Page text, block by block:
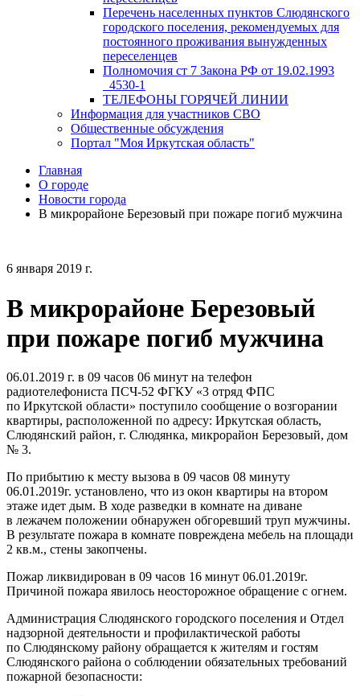
Перечень населенных пунктов Слюдянского
городского поселения, рекомендуемых для
постоянного проживания вынужденных
переселенцев
Полномочия ст 7 Закона РФ от 19.02.1993
_4530-1
ТЕЛЕФОНЫ ГОРЯЧЕЙ ЛИНИИ
Информация для участников СВО
Общественные обсуждения
Портал "Моя Иркутская область"
Главная
О городе
Новости города
В микрорайоне Березовый при пожаре погиб мужчина
6 января 2019 г.
В микрорайоне Березовый
при пожаре погиб мужчина
06.01.2019 г. в 09 часов 06 минут на телефон
радиотелефониста ПСЧ-52 ФГКУ «3 отряд ФПС
по Иркутской области» поступило сообщение о возгорании
квартиры, расположенной по адресу: Иркутская область,
Слюдянский район, г. Слюдянка, микрорайон Березовый, дом
№ 3.
По прибытию к месту вызова в 09 часов 08 минуту
06.01.2019г. установлено, что из окон квартиры на втором
этаже идет дым. В ходе разведки в комнате на диване
в лежачем положении обнаружен обгоревший труп мужчины.
В результате пожара в комнате повреждена мебель на площади
2 кв.м., стены закопчены.
Пожар ликвидирован в 09 часов 16 минут 06.01.2019г.
Причиной пожара явилось неосторожное обращение с огнем.
Администрация Слюдянского городского поселения и Отдел
надзорной деятельности и профилактической работы
по Слюдянскому району обращается к жителям и гостям
Слюдянского района о соблюдении обязательных требований
пожарной безопасности: